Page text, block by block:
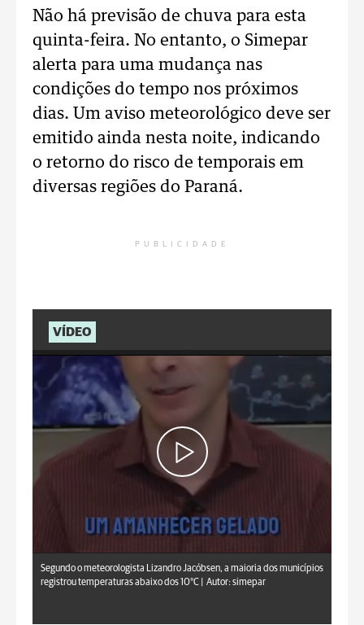
Não há previsão de chuva para esta
quinta-feira. No entanto, o Simepar
alerta para uma mudança nas
condições do tempo nos próximos
dias. Um aviso meteorológico deve ser
emitido ainda nesta noite, indicando
o retorno do risco de temporais em
diversas regiões do Paraná.
PUBLICIDADE
VÍDEO
Segundo o meteorologista Lizandro Jacóbsen, a maioria dos municípios
registrou temperaturas abaixo dos 10°C |
Autor: simepar